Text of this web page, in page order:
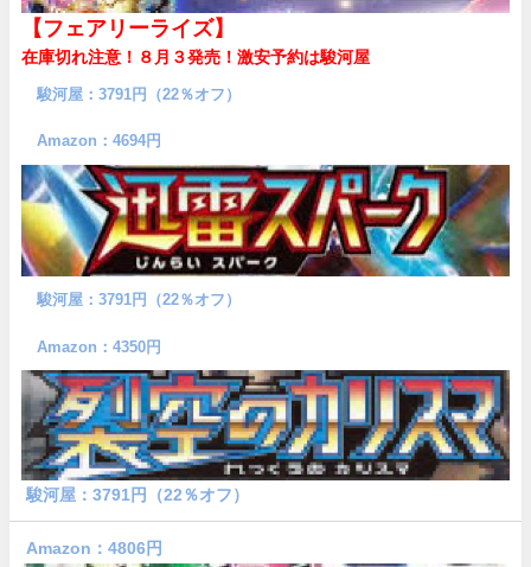
【フェアリーライズ】
在庫切れ注意！８月３発売！ 激安予約は駿河屋
駿河屋：3791円（22％オフ）
Amazon：4694円
駿河屋：3791円（22％オフ）
Amazon：4350円
駿河屋：3791円（22％オフ）
Amazon：4806円